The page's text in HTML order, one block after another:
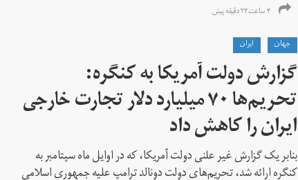
۴ ساعت ۲۴ دقیقه پیش
جهان
ايران
گزارش دولت آمریکا به کنگره:
تحریم‌ها ۷۰ میلیارد دلار تجارت خارجی
ایران را کاهش داد
بنابر یک گزارش غیر علنی دولت آمریکا، که در اوایل ماه سپتامبر به
کنگره ارائه شد، تحریم‌های دولت دونالد ترامپ علیه جمهوری اسلامی